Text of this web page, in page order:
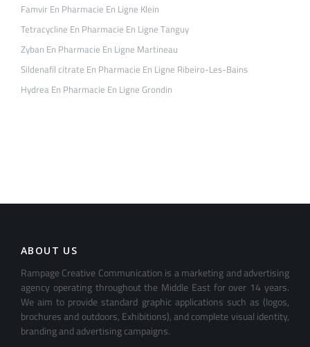
Famvir En Pharmacie En Ligne Klein
Tetracycline En Pharmacie En Ligne Tanguy
Zyban En Pharmacie En Ligne Martineau
Sildenafil citrate En Pharmacie En Ligne Ribeiro-Les-Bains
Hydrea En Pharmacie En Ligne Grondin
ABOUT US
Rampage Creative Communication is a marketing and advertising
agency operating throughout the Middle East for over 14 years.
We aim to provide standard graphic applications such as (logos,
brochures and outdoors, Exhibitions), and complete visual identity,
branding and advertising campaigns.